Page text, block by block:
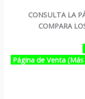
CONSULTA LA
COMPARA
Página de Venta